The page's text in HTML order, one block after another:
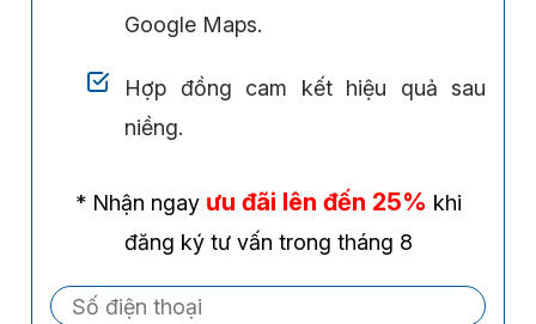
Google Maps.
Hợp đồng cam kết hiệu quả sau
niềng.
* Nhận ngay ưu đãi lên đến 25% khi
đăng ký tư vấn trong tháng 8